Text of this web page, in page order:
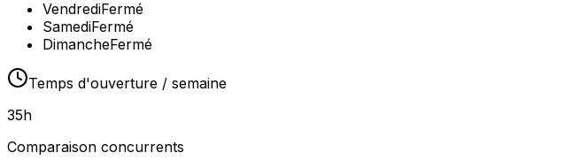
VendrediFermé
SamediFermé
DimancheFermé
Temps d'ouverture / semaine
35h
Comparaison concurrents